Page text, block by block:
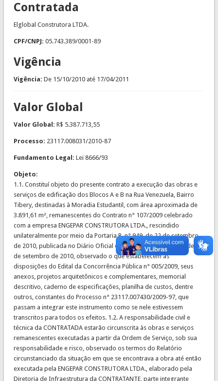
Contratada
Elglobal Construtora LTDA.
CPF/CNPJ: 05.743.389/0001-89
Vigência
Vigência: De 15/10/2010até 17/04/2011
Valor Global
Valor Global: R$ 5.387.713,55
Processo: 23117.008031/2010-87
Fundamento Legal: Lei 8666/93
Objeto:
1.1. Constituí objeto do presente contrato a execução das obras e
serviços de edificação dos Blocos A e B na Rua Venezuela, Bairro
Tibery, destinadas à Moradia Estudantil, com área aproximada de
3.891,61 m², remanescentes do Contrato n° 107/2009 celebrado
com a empresa ENGEPAR CONSTRUTORA LTDA., rescindido
unilateralmente por meio da Portaria R. n° 949, de 22 de setembro
de 2010, publicada no Diário Oficial da União, Seção I, p. 635, de 24
de setembro de 2010, observado o que estabelecem as
disposições do Edital da Concorrência Pública n° 005/2009, seus
anexos, projetos arquitetônicos e complementares, memorial
descritivo, caderno de especificações, planilha de custos, dentre
outros, constantes do Processo n° 23117.007430/2009-97, que
passam a integrar este instrumento como se nele estivessem
transcritos para todos os efeitos. 1.2. A responsabilidade civil e
técnica da CONTRATADA estarão circunscrita às obras e serviços
remanescentes executadas a partir da Ordem de Serviço, sob sua
responsabilidade e risco, observado os termos do Relatório
circunstanciado da situação em que se encontrava a obra até então
executada pela ENGEPAR CONSTRUTORA LTDA., elaborado pela
Diretoria de Infraestrutura da CONTRATANTE, parte integrante